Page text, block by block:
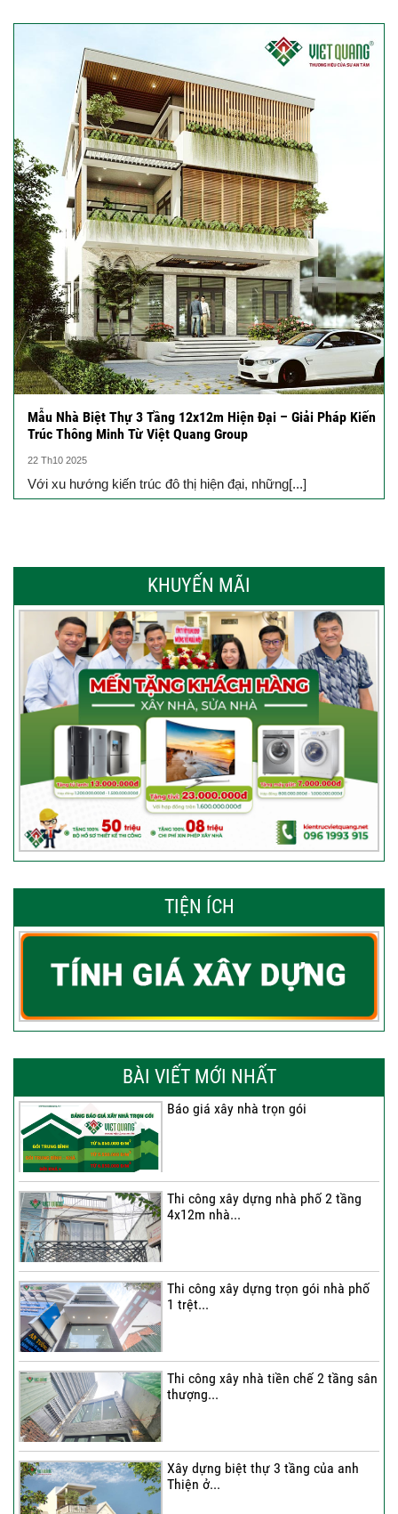
Mẫu Nhà Biệt Thự 3 Tầng 12x12m Hiện Đại – Giải Pháp Kiến
Trúc Thông Minh Từ Việt Quang Group
22 Th10 2025
Với xu hướng kiến trúc đô thị hiện đại, những[...]
KHUYẾN MÃI
TIỆN ÍCH
BÀI VIẾT MỚI NHẤT
Báo giá xây nhà trọn gói
Thi công xây dựng nhà phố 2 tầng
4x12m nhà...
Thi công xây dựng trọn gói nhà phố
1 trệt...
Thi công xây nhà tiền chế 2 tầng sân
thượng...
Xây dựng biệt thự 3 tầng của anh
Thiện ở...